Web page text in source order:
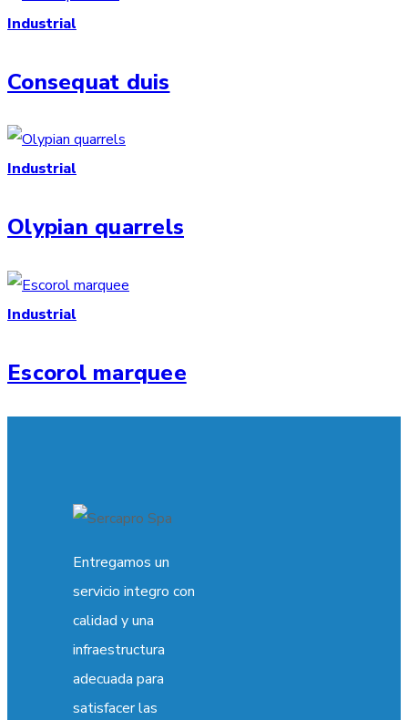
Industrial
Consequat duis
Industrial
Olypian quarrels
Industrial
Escorol marquee
Entregamos un
servicio integro con
calidad y una
infraestructura
adecuada para
satisfacer las